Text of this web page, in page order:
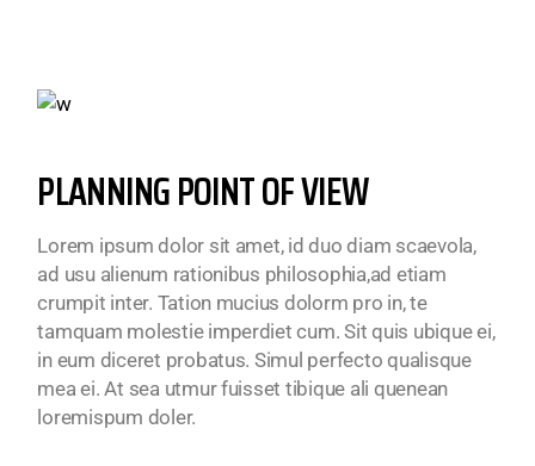
PLANNING POINT OF VIEW
Lorem ipsum dolor sit amet, id duo diam scaevola,
ad usu alienum rationibus philosophia,ad etiam
crumpit inter. Tation mucius dolorm pro in, te
tamquam molestie imperdiet cum. Sit quis ubique ei,
in eum diceret probatus. Simul perfecto qualisque
mea ei. At sea utmur fuisset tibique ali quenean
loremispum doler.